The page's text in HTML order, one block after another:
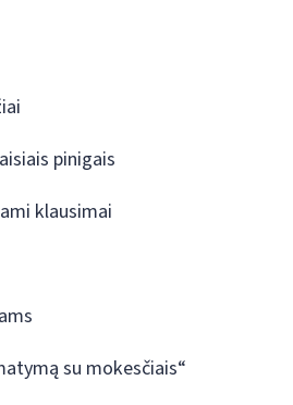
pinigais
klausimai
su mokesčiais“